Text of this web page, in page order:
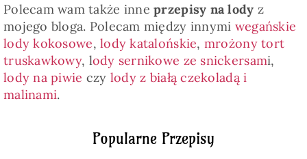
Popularne Przepisy
Polecam wam także inneprzepisy na lody z
mojego bloga. Polecam między innymi wegańskie
lody kokosowe,lody katalońskie, mrożony tort
truskawkowy, lody sernikowe ze snickersami,
lody na piwie czy lody z białą czekoladą i
malinami.